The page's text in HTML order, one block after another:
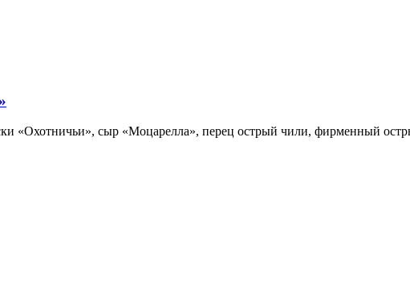
«Охотничьи», сыр «Моцарелла», перец острый чили, фирменный